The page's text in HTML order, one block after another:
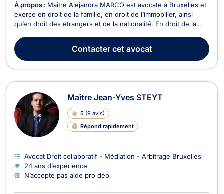
À propos : Maître Alejandra MARCO est avocate à Bruxelles et
exerce en droit de la famille, en droit de l’immobilier, ainsi
qu’en droit des étrangers et de la nationalité. En droit de la
aux relations familiales telles que le divorce à l’amiable ou
contentieux. Elle prend éga...
Contactercet avocat
Maître Jean-Yves STEYT
5 (9 avis)
Répond rapidement
Avocat Droit collaboratif - Médiation - Arbitrage Bruxelles
24 ans d’expérience
N’accepte pas aide pro deo